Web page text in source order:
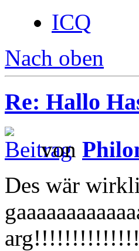
ICQ
Nach oben
Re: Hallo
von
Des wär